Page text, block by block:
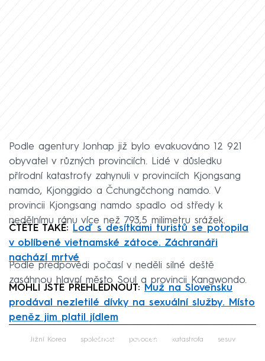
Podle agentury Jonhap již bylo evakuováno 12 921
obyvatel v různých provinciích. Lidé v důsledku
přírodní katastrofy zahynuli v provinciích Kjongsang
namdo, Kjonggido a Čchungčchong namdo. V
provincii Kjongsang namdo spadlo od středy k
nedělnímu ránu více než 793,5 milimetru srážek.
ČTĚTE TAKÉ:
Loď s desítkami turistů se potopila
v oblíbené vietnamské zátoce. Záchranáři
nachází mrtvé
Podle předpovědi počasí v neděli silné deště
zasáhnou hlavní město Soul a provincii Kangwondo.
MOHLI JSTE PŘEHLÉDNOUT:
Muž na Slovensku
prodával nezletilé dívky na sexuální služby. Místo
peněz jim platil jídlem
Failed to fetch
Jižní Korea společnost povodeň katastrofa sesuv